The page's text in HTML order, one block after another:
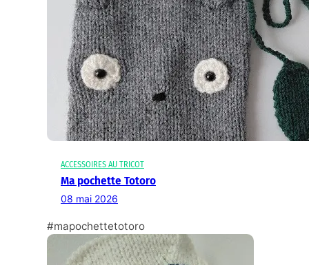
ACCESSOIRES AU TRICOT
Ma pochette Totoro
08 mai 2026
#mapochettetotoro